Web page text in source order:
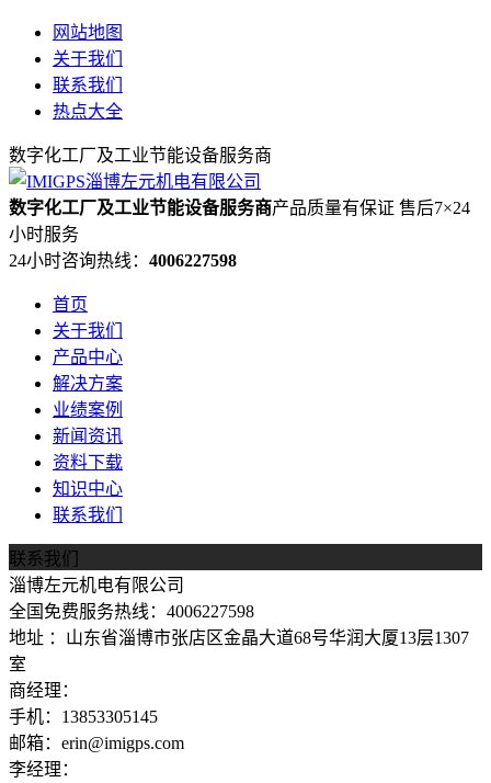
网站地图
关于我们
联系我们
热点大全
数字化工厂及工业节能设备服务商
数字化工厂及工业节能设备服务商产品质量有保证 售后7×24
小时服务
24小时咨询热线： 4006227598
首页
关于我们
产品中心
解决方案
业绩案例
新闻资讯
资料下载
知识中心
联系我们
联系我们
淄博左元机电有限公司
全国免费服务热线：4006227598
地址 ：山东省淄博市张店区金晶大道68号华润大厦13层1307
室
商经理：
手机：13853305145
邮箱：erin@imigps.com
李经理：